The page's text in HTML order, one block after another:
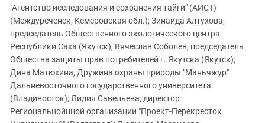
"Агентство исследования и сохранения тайги" (АИСТ)
(Междуреченск, Кемеровская обл.); Зинаида Алтухова,
председатель Общественного экологического центра
Республики Саха (Якутск); Вячеслав Соболев, председатель
Общества защиты прав потребителей г. Якутска (Якутск);
Дина Матюхина, Дружина охраны природы "Маньчжур"
Дальневосточного государственного университета
(Владивосток); Лидия Савельева, директор
Региональнойнной организации "Проект-Перекресток